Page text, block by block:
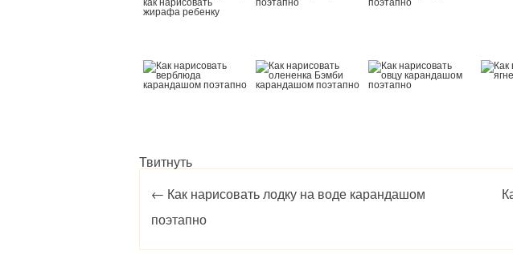
Твитнуть
Post navigation
← Как нарисовать лодку на воде карандашом
поэтапно